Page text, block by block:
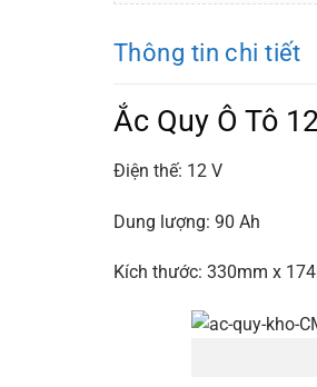
Thông tin chi tiết
Ắc Quy Ô Tô
Điện thế: 12 V
Dung lượng: 90 Ah
Kích thước: 330mm x